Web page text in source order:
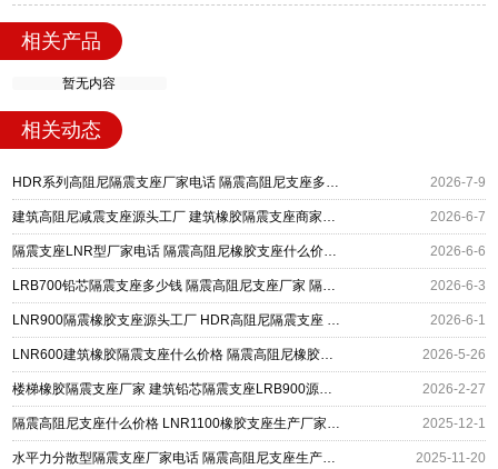
相关产品
暂无内容
相关动态
HDR系列高阻尼隔震支座厂家电话 隔震高阻尼支座多少钱 建筑高阻尼圆形隔震支座厂家 2026-7-9
建筑高阻尼减震支座源头工厂 建筑橡胶隔震支座商家厂家 隔震高阻尼支座厂家 2026-6-7
隔震支座LNR型厂家电话 隔震高阻尼橡胶支座什么价格 隔震支座LNRD420生产厂家 2026-6-6
LRB700铅芯隔震支座多少钱 隔震高阻尼支座厂家 隔震支座厂家价格 2026-6-3
LNR900隔震橡胶支座源头工厂 HDR高阻尼隔震支座 建筑隔震高阻尼支座 2026-6-1
LNR600建筑橡胶隔震支座什么价格 隔震高阻尼橡胶支座厂家电话 HDR1500橡胶支座 2026-5-26
楼梯橡胶隔震支座厂家 建筑铅芯隔震支座LRB900源头工厂 隔震高阻尼橡胶支座什么价格 2026-2-27
隔震高阻尼支座什么价格 LNR1100橡胶支座生产厂家 隔震支座II型源头工厂 2025-12-1
水平力分散型隔震支座厂家电话 隔震高阻尼支座生产厂家 建筑隔震支座LRB650-Ⅱ 2025-11-20